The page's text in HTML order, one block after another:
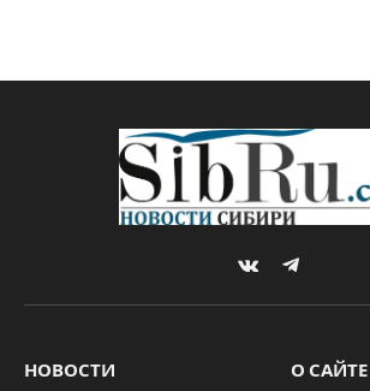
VKontakteTelegram
НОВОСТИ О САЙТЕ